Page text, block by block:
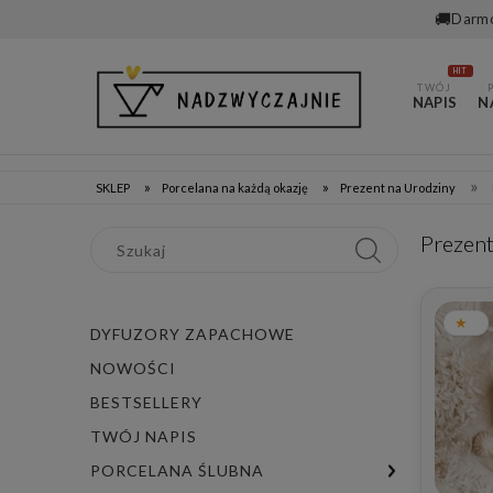
🚚
TWÓJ
NAPIS
HIT
SKLEP » Porcelana na każdą okazję » Prezent na Urodziny »
DYFUZORY ZAPACHOWE
NOWOŚCI
BESTSELLERY
TWÓJ NAPIS
PORCELANA ŚLUBNA